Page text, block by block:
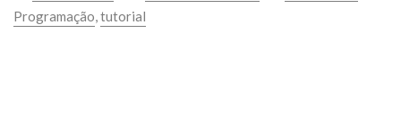
Programação,tutorial